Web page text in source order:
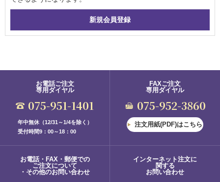
お電話ご注文
専用ダイヤル
075-951-1401
年中無休（12/31～1/4を除く）
受付時間9：00～18：00
FAXご注文
専用ダイヤル
075-952-3860
注文用紙(PDF)はこちら
お電話・FAX・郵便での
ご注文について
・その他のお問い合わせ
インターネット注文に
関する
お問い合わせ